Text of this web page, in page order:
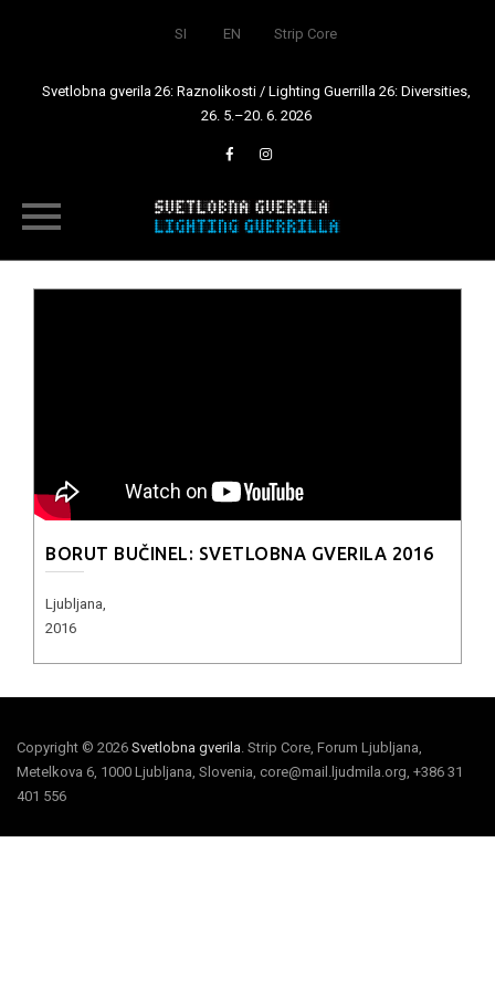
SI EN Strip Core
Svetlobna gverila 26: Raznolikosti / Lighting Guerrilla 26: Diversities,
26. 5.–20. 6. 2026
BORUT BUČINEL: SVETLOBNA GVERILA 2016
Ljubljana,
2016
Copyright © 2026 Svetlobna gverila. Strip Core, Forum Ljubljana,
Metelkova 6, 1000 Ljubljana, Slovenia, core@mail.ljudmila.org, +386 31
401 556